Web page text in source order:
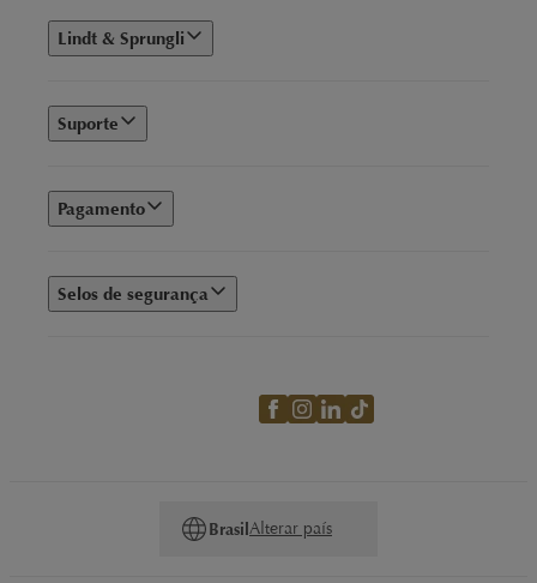
Lindt & Sprungli
Suporte
Pagamento
Selos de segurança
BrasilAlterar país